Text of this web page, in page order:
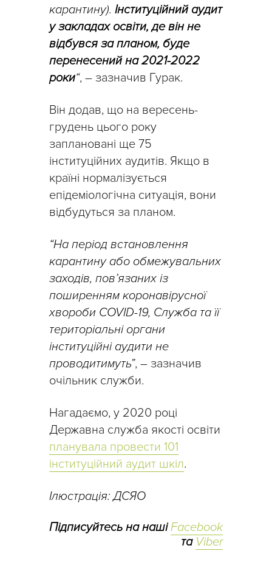
карантину). Інституційний аудит
у закладах освіти, де він не
відбувся за планом, буде
перенесений на 2021-2022
роки“, – зазначив Гурак.
Він додав, що на вересень-
грудень цього року
заплановані ще 75
інституційних аудитів. Якщо в
країні нормалізується
епідеміологічна ситуація, вони
відбудуться за планом.
“На період встановлення
карантину або обмежувальних
заходів, пов’язаних із
поширенням коронавірусної
хвороби COVID-19, Служба та її
територіальні органи
інституційні аудити не
проводитимуть”, – зазначив
очільник служби.
Нагадаємо, у 2020 році
Державна служба якості освіти
планувала провести 101
інституційний аудит шкіл.
Ілюстрація: ДСЯО
Підписуйтесь на нашіFacebook
та Viber